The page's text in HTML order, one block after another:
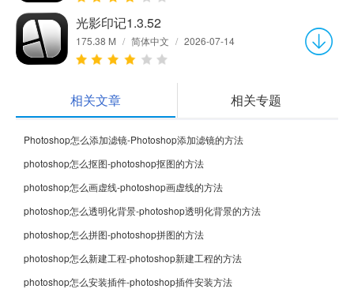
光影印记1.3.52
175.38 M / 简体中文 / 2026-07-14
相关文章 相关专题
Photoshop怎么添加滤镜-Photoshop添加滤镜的方法
photoshop怎么抠图-photoshop抠图的方法
photoshop怎么画虚线-photoshop画虚线的方法
photoshop怎么透明化背景-photoshop透明化背景的方法
photoshop怎么拼图-photoshop拼图的方法
photoshop怎么新建工程-photoshop新建工程的方法
photoshop怎么安装插件-photoshop插件安装方法